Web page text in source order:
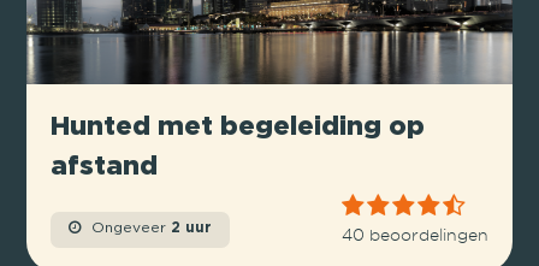
Hunted met begeleiding op
afstand
Ongeveer 2 uur 40 beoordelingen